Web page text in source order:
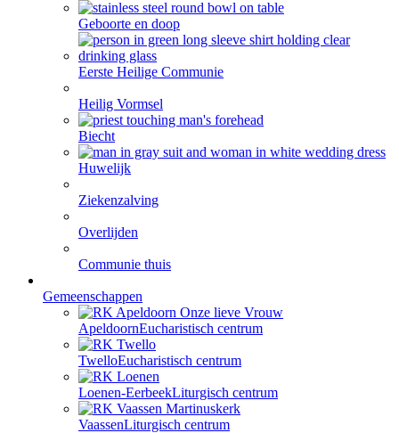
Geboorte en doop
Eerste Heilige Communie
Heilig Vormsel
Biecht
Huwelijk
Ziekenzalving
Overlijden
Communie thuis
Gemeenschappen
ApeldoornEucharistisch centrum
TwelloEucharistisch centrum
Loenen-EerbeekLiturgisch centrum
VaassenLiturgisch centrum